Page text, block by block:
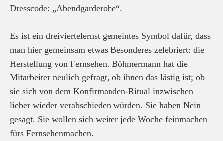
Dresscode: „Abendgarderobe“.
Es ist ein dreiviertelernst gemeintes Symbol dafür, dass
man hier gemeinsam etwas Besonderes zelebriert: die
Herstellung von Fernsehen. Böhmermann hat die
Mitarbeiter neulich gefragt, ob ihnen das lästig ist; ob
sie sich von dem Konfirmanden-Ritual inzwischen
lieber wieder verabschieden würden. Sie haben Nein
gesagt. Sie wollen sich weiter jede Woche feinmachen
fürs Fernsehenmachen.